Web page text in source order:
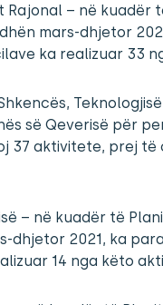
Rajonal – në kuadër
mars-dhjetor
ka realizuar 33
së Qeverisë për
37 aktivitete, prej të
– në kuadër të
dhjetor 2021, ka
14 nga këto